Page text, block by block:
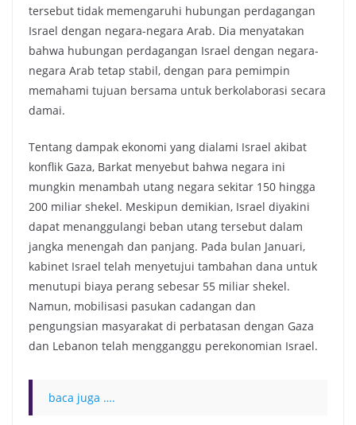
tersebut tidak memengaruhi hubungan perdagangan
Israel dengan negara-negara Arab. Dia menyatakan
bahwa hubungan perdagangan Israel dengan negara-
negara Arab tetap stabil, dengan para pemimpin
memahami tujuan bersama untuk berkolaborasi secara
damai.
Tentang dampak ekonomi yang dialami Israel akibat
konflik Gaza, Barkat menyebut bahwa negara ini
mungkin menambah utang negara sekitar 150 hingga
200 miliar shekel. Meskipun demikian, Israel diyakini
dapat menanggulangi beban utang tersebut dalam
jangka menengah dan panjang. Pada bulan Januari,
kabinet Israel telah menyetujui tambahan dana untuk
menutupi biaya perang sebesar 55 miliar shekel.
Namun, mobilisasi pasukan cadangan dan
pengungsian masyarakat di perbatasan dengan Gaza
dan Lebanon telah mengganggu perekonomian Israel.
baca juga ….